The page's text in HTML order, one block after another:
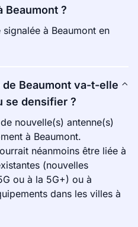
Beaumont ?
signalée à Beaumont en
Beaumont va-t-elle
se densifier ?
nouvelle(s) antenne(s)
à Beaumont.
néanmoins être liée à
(nouvelles
ou à la 5G+) ou à
dans les villes à